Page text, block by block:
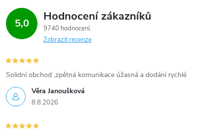
5,0 Hodnocení zákazníků
9740 hodnocení
Zobrazit recenze
Věra Janoušková
8.8.2026
Solidní obchod ,zpětná komunikace úžasná a dodání rychlé